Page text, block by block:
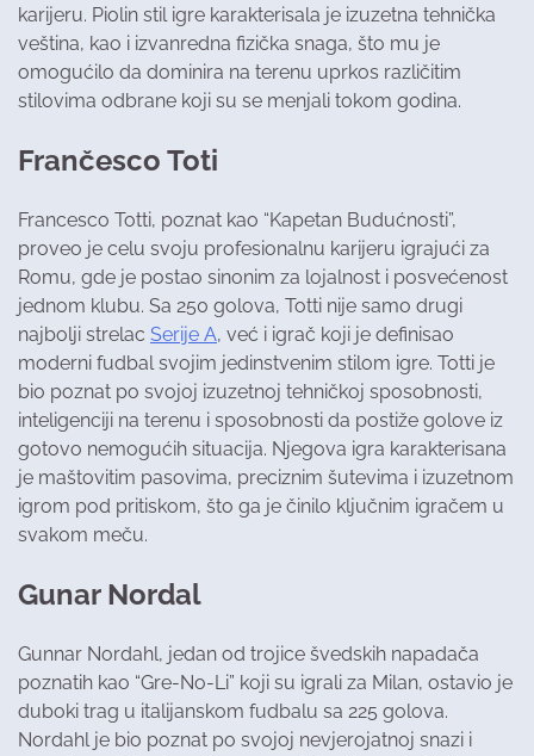
karijeru. Piolin stil igre karakterisala je izuzetna tehnička
veština, kao i izvanredna fizička snaga, što mu je
omogućilo da dominira na terenu uprkos različitim
stilovima odbrane koji su se menjali tokom godina.
Frančesco Toti
Francesco Totti, poznat kao “Kapetan Budućnosti”,
proveo je celu svoju profesionalnu karijeru igrajući za
Romu, gde je postao sinonim za lojalnost i posvećenost
jednom klubu. Sa 250 golova, Totti nije samo drugi
najbolji strelac Serije A, već i igrač koji je definisao
moderni fudbal svojim jedinstvenim stilom igre. Totti je
bio poznat po svojoj izuzetnoj tehničkoj sposobnosti,
inteligenciji na terenu i sposobnosti da postiže golove iz
gotovo nemogućih situacija. Njegova igra karakterisana
je maštovitim pasovima, preciznim šutevima i izuzetnom
igrom pod pritiskom, što ga je činilo ključnim igračem u
svakom meču.
Gunar Nordal
Gunnar Nordahl, jedan od trojice švedskih napadača
poznatih kao “Gre-No-Li” koji su igrali za Milan, ostavio je
duboki trag u italijanskom fudbalu sa 225 golova.
Nordahl je bio poznat po svojoj nevjerojatnoj snazi i